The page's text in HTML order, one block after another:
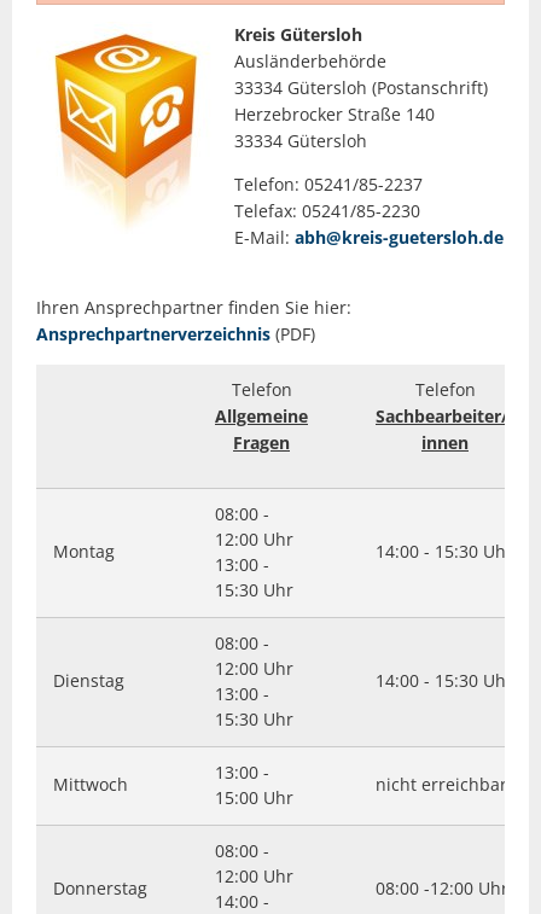
Kreis Gütersloh
Ausländerbehörde
33334 Gütersloh (Postanschrift)
Herzebrocker Straße 140
33334 Gütersloh
Telefon: 05241/85-2237
Telefax: 05241/85-2230
E-Mail: abh@kreis-guetersloh.de
Ihren Ansprechpartner finden Sie hier:
Ansprechpartnerverzeichnis (PDF)
Telefon
Allgemeine
Fragen
Telefon
Sachbearbeiter/-
innen
Montag
08:00 -
12:00 Uhr
13:00 -
15:30 Uhr
14:00 - 15:30 Uhr
Dienstag
08:00 -
12:00 Uhr
13:00 -
15:30 Uhr
14:00 - 15:30 Uhr
Mittwoch
13:00 -
15:00 Uhr
nicht erreichbar
Donnerstag
08:00 -
12:00 Uhr
14:00 -
08:00 -12:00 Uhr